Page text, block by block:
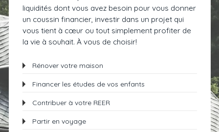
liquidités dont vous avez besoin pour vous donner
un coussin financier, investir dans un projet qui
vous tient à cœur ou tout simplement profiter de
la vie à souhait. À vous de choisir!
Rénover votre maison
Financer les études de vos enfants
Contribuer à votre REER
Partir en voyage